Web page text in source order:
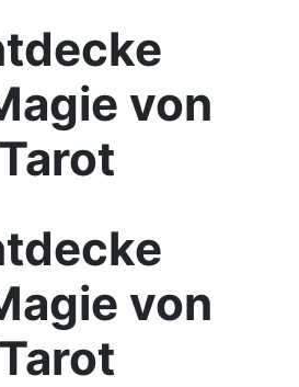
von
Tarot
von
Tarot